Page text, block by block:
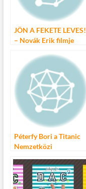
k
JÖN A FEKETE LEVES!
– Novák Erik filmje
Péterfy Bori a Titanic
Nemzetközi